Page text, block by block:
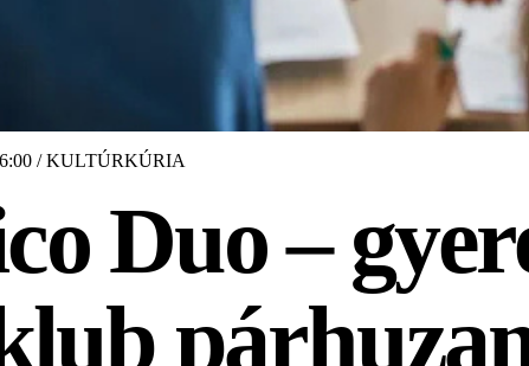
/ KULTÚRKÚRIA
Duo –